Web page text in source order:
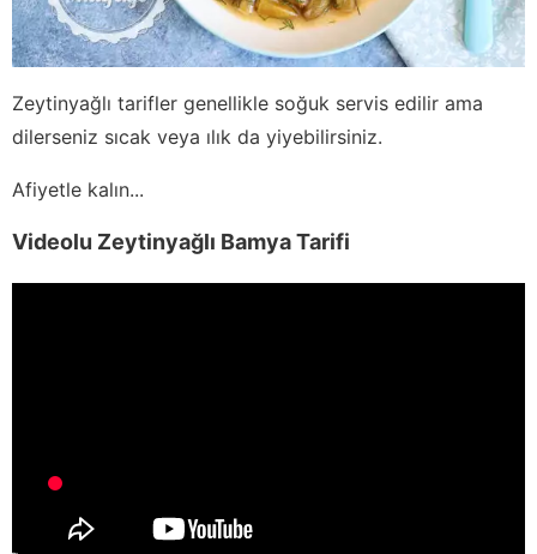
Zeytinyağlı tarifler genellikle soğuk servis edilir ama
dilerseniz sıcak veya ılık da yiyebilirsiniz.
Afiyetle kalın...
Videolu Zeytinyağlı Bamya Tarifi